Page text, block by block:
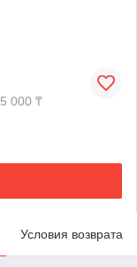
000 ₸
Условия возврата